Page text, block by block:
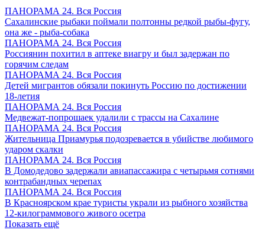
ПАНОРАМА 24. Вся Россия
Сахалинские рыбаки поймали полтонны редкой рыбы-фугу,
она же - рыба-собака
ПАНОРАМА 24. Вся Россия
Россиянин похитил в аптеке виагру и был задержан по
горячим следам
ПАНОРАМА 24. Вся Россия
Детей мигрантов обязали покинуть Россию по достижении
18-летия
ПАНОРАМА 24. Вся Россия
Медвежат-попрошаек удалили с трассы на Сахалине
ПАНОРАМА 24. Вся Россия
Жительница Приамурья подозревается в убийстве любимого
ударом скалки
ПАНОРАМА 24. Вся Россия
В Домодедово задержали авиапассажира с четырьмя сотнями
контрабандных черепах
ПАНОРАМА 24. Вся Россия
В Красноярском крае туристы украли из рыбного хозяйства
12-килограммового живого осетра
Показать ещё